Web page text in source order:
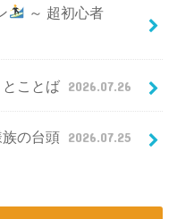
～ 超初心者
とことば 2026.07.26
の台頭 2026.07.25